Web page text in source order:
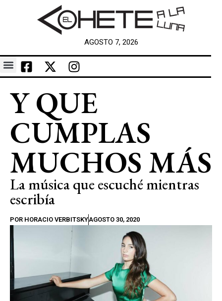
AGOSTO 7, 2026
Y QUE
CUMPLAS
MUCHOS MÁS
La música que escuché mientras
escribía
POR HORACIO VERBITSKYAGOSTO 30, 2020